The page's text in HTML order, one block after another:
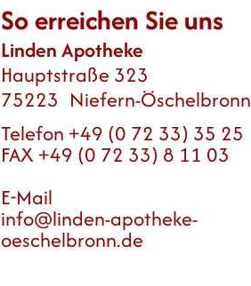
So erreichen Sie uns
Linden Apotheke
Hauptstraße 323
75223 Niefern-Öschelbronn
Telefon +49 (0 72 33) 35 25
FAX+49 (0 72 33) 8 11 03
E-Mail
info@linden-apotheke-
oeschelbronn.de